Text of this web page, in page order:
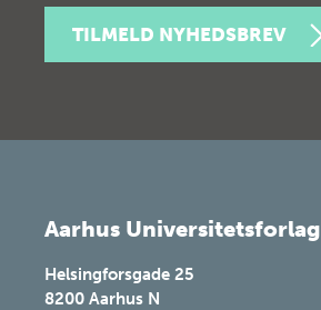
TILMELD NYHEDSBREV
Aarhus Universitetsforlag
Helsingforsgade 25
8200 Aarhus N